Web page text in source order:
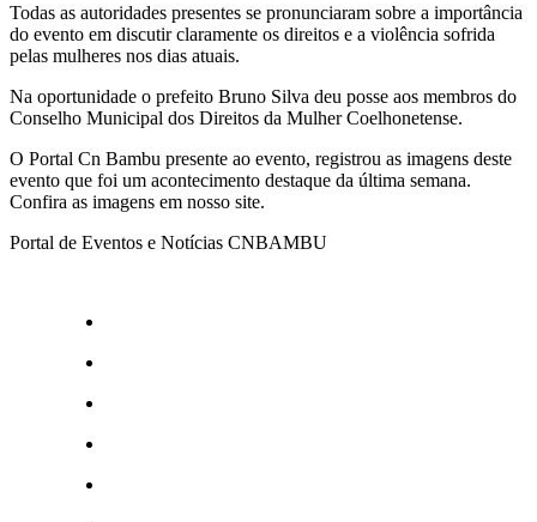
Todas as autoridades presentes se pronunciaram sobre a importância
do evento em discutir claramente os direitos e a violência sofrida
pelas mulheres nos dias atuais.
Na oportunidade o prefeito Bruno Silva deu posse aos membros do
Conselho Municipal dos Direitos da Mulher Coelhonetense.
O Portal Cn Bambu presente ao evento, registrou as imagens deste
evento que foi um acontecimento destaque da última semana.
Confira as imagens em nosso site.
Portal de Eventos e Notícias CNBAMBU